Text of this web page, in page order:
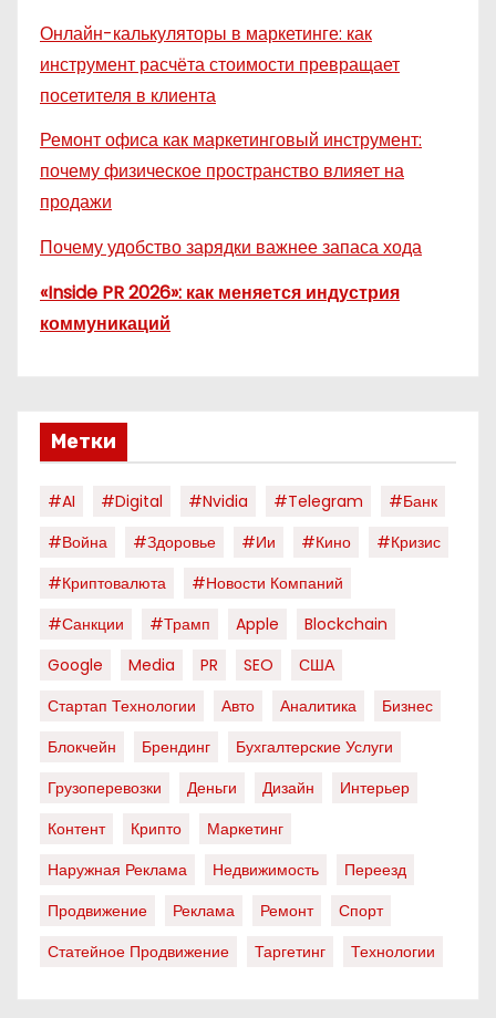
Онлайн-калькуляторы в маркетинге: как
инструмент расчёта стоимости превращает
посетителя в клиента
Ремонт офиса как маркетинговый инструмент:
почему физическое пространство влияет на
продажи
Почему удобство зарядки важнее запаса хода
«Inside PR 2026»: как меняется индустрия
коммуникаций
Метки
#AI #digital #nvidia #telegram
#банк
#война
#здоровье #ии #кино
#кризис
#криптовалюта
#новости Компаний
#санкции
#трамп Apple
Blockchain
Google
Media PR SEO
США
Стартап Технологии
Авто Аналитика
Бизнес
Блокчейн
Брендинг
Бухгалтерские Услуги
Грузоперевозки
Деньги Дизайн
Интерьер
Контент
Крипто
Маркетинг
Наружная Реклама
Недвижимость
Переезд
Продвижение
Реклама Ремонт
Спорт
Статейное Продвижение
Таргетинг Технологии